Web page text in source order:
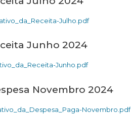
Julho.pdf
Junho 2024
Junho.pdf
Novembro 2024
Novembro.pdf